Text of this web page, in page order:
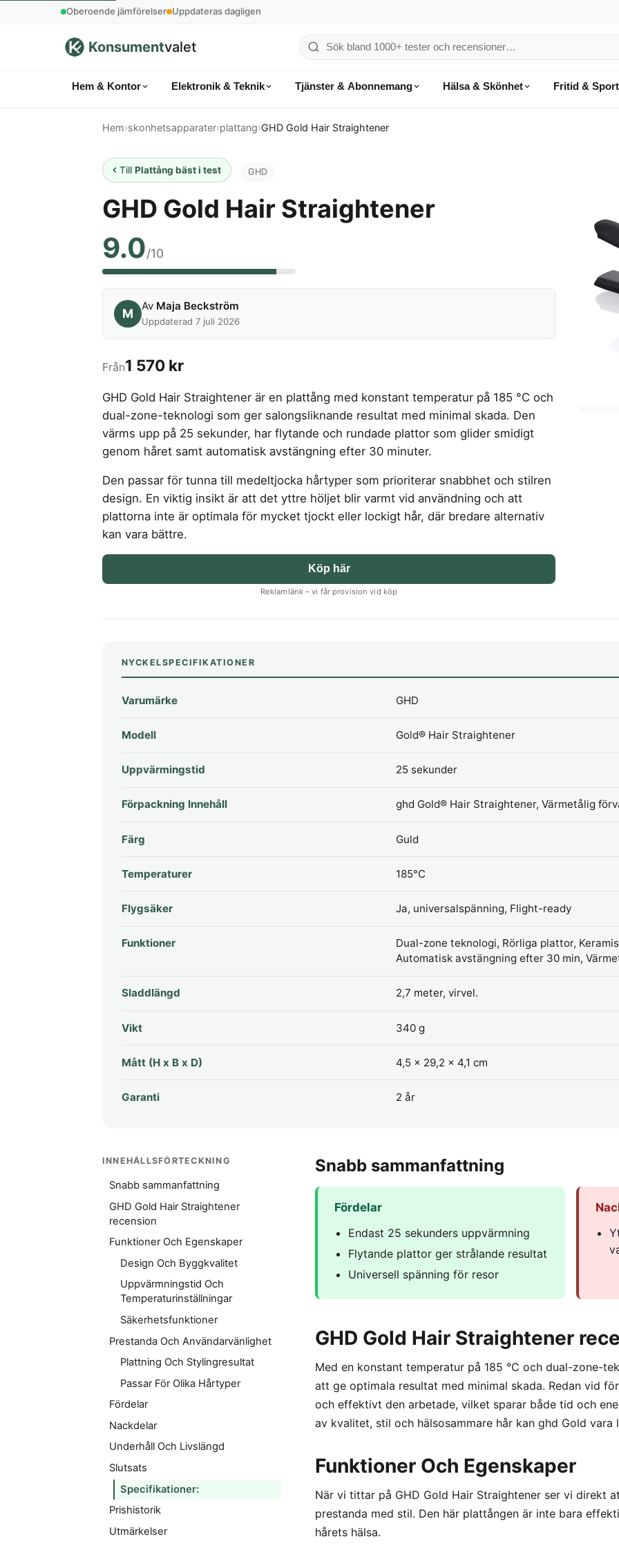
Oberoende jämförelser Uppdateras dagligen
Konsumentvalet
Sök
konsumentvalet
Hem & Kontor Elektronik & Teknik Tjänster & Abonnemang Hälsa & Skönhet Fritid & Sport
Hem›skonhetsapparater›plattang›GHD Gold Hair Straightener
TillPlattång bäst i test GHD
GHD Gold Hair Straightener
9.0/10
M Av Maja Beckström
Uppdaterad 7 juli 2026
Från1 570 kr
GHD Gold Hair Straightener är en plattång med konstant temperatur på 185 °C och
dual-zone-teknologi som ger salongsliknande resultat med minimal skada. Den
värms upp på 25 sekunder, har flytande och rundade plattor som glider smidigt
genom håret samt automatisk avstängning efter 30 minuter.
Den passar för tunna till medeltjocka hårtyper som prioriterar snabbhet och stilren
design. En viktig insikt är att det yttre höljet blir varmt vid användning och att
plattorna inte är optimala för mycket tjockt eller lockigt hår, där bredare alternativ
kan vara bättre.
Köp här
Reklamlänk – vi får provision vid köp
NYCKELSPECIFIKATIONER
Varumärke GHD
Modell Gold® Hair Straightener
Uppvärmingstid 25 sekunder
Förpackning Innehåll ghd Gold® Hair Straightener, Värmetålig
Färg Guld
Temperaturer 185°C
Flygsäker Ja, universalspänning, Flight-ready
Funktioner
Dual-zone teknologi, Rörliga plattor,
Automatisk avstängning efter 30 min,
Sladdlängd 2,7 meter, virvel.
Vikt 340 g
Mått (H x B x D) 4,5 x 29,2 x 4,1 cm
Garanti 2 år
INNEHÅLLSFÖRTECKNING
Snabb sammanfattning
GHD Gold Hair Straightener
recension
Funktioner Och Egenskaper
Design Och Byggkvalitet
Uppvärmningstid Och
Temperaturinställningar
Säkerhetsfunktioner
Prestanda Och Användarvänlighet
Plattning Och Stylingresultat
Passar För Olika Hårtyper
Fördelar
Nackdelar
Underhåll Och Livslängd
Slutsats
Specifikationer:
Prishistorik
Utmärkelser
Snabb sammanfattning
Fördelar
Endast 25 sekunders uppvärmning
Flytande plattor ger strålande resultat
Universell spänning för resor
GHD Gold Hair Straightener
Med en konstant temperatur på 185 °C och dual-zone-
att ge optimala resultat med minimal skada. Redan vid
och effektivt den arbetade, vilket sparar både tid och
av kvalitet, stil och hälsosammare hår kan ghd Gold vara
Funktioner Och Egenskaper
När vi tittar på GHD Gold Hair Straightener ser vi direkt
prestanda med stil. Den här plattången är inte bara
hårets hälsa.